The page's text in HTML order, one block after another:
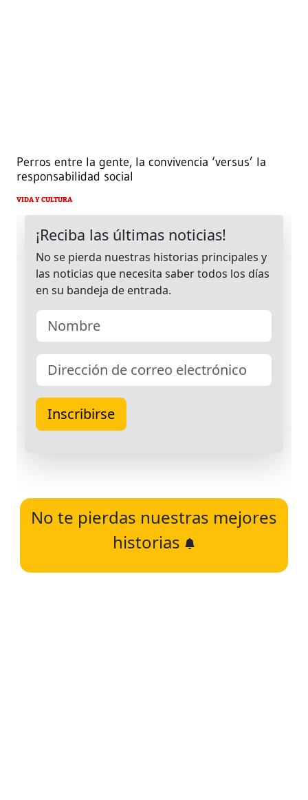
Perros entre la gente, la convivencia ‘versus’ la
responsabilidad social
VIDA Y CULTURA
No te pierdas nuestras mejores
historias